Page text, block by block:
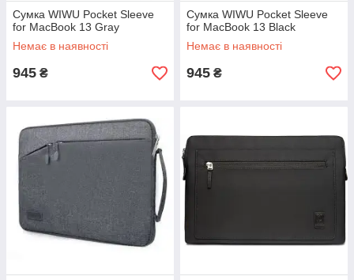
Сумка WIWU Pocket Sleeve
for MacBook 13 Gray
Немає в наявності
945 ₴
Сумка WIWU Pocket Sleeve
for MacBook 13 Black
Немає в наявності
945 ₴